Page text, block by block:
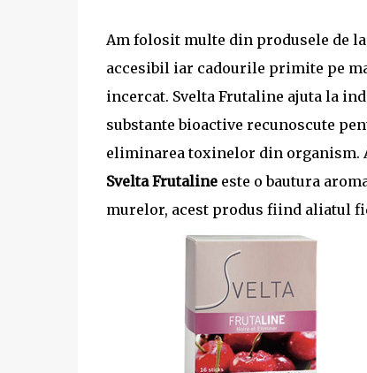
Am folosit multe din produsele de
accesibil iar cadourile primite pe
incercat. Svelta Frutaline ajuta la
substante bioactive recunoscute
eliminarea toxinelor din organism.
Svelta Frutalineeste o bautura
murelor, acest produs fiind aliatul